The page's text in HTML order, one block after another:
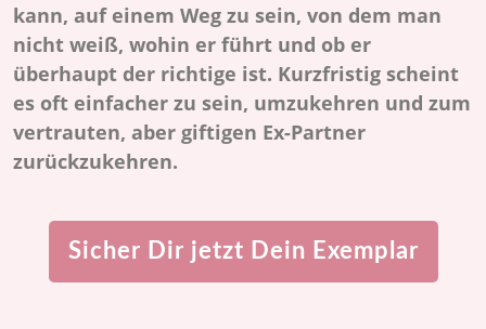
kann, auf einem Weg zu sein, von dem man
nicht weiß, wohin er führt und ob er
überhaupt der richtige ist. Kurzfristig scheint
es oft einfacher zu sein, umzukehren und zum
vertrauten, aber giftigen Ex-Partner
zurückzukehren.
Sicher Dir jetzt Dein Exemplar